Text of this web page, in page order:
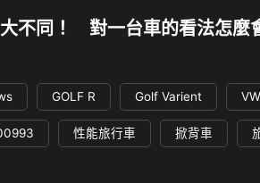
不同！ 對一台車的看法怎麼
GOLF R Golf Varient VW
性能旅行車 掀背車